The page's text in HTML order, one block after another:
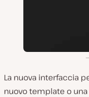
La nuova interfaccia
nuovo template o